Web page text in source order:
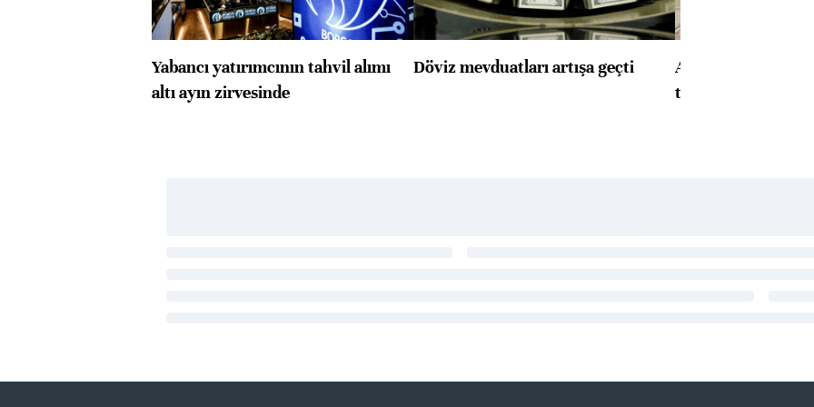
Yabancı yatırımcının tahvil alımı
altı ayın zirvesinde
Döviz mevduatları artışa geçti
ABD'de konut
toparlandı